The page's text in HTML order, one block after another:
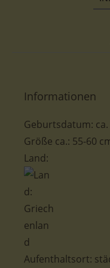
Informationen
Geburtsdatum:
Größe ca.: 55-60
Land:
Aufenthaltsort: